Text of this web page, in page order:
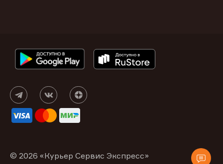
© 2026 «Курьер Сервис Экспресс»